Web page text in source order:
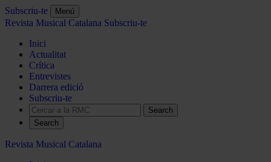
Subscriu-te Menú
Revista Musical Catalana Subscriu-te
Inici
Actualitat
Crítica
Entrevistes
Darrera edició
Subscriu-te
Search
Revista Musical Catalana